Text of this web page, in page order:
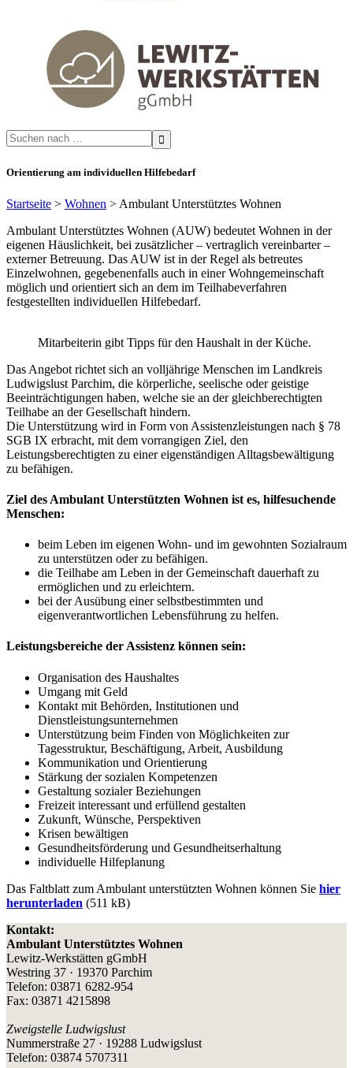
Search
for:
Orientierung am individuellen Hilfebedarf
Startseite > Wohnen > Ambulant Unterstütztes Wohnen
Ambulant Unterstütztes Wohnen (AUW) bedeutet Wohnen in der
eigenen Häuslichkeit, bei zusätzlicher – vertraglich vereinbarter –
externer Betreuung. Das AUW ist in der Regel als betreutes
Einzelwohnen, gegebenenfalls auch in einer Wohngemeinschaft
möglich und orientiert sich an dem im Teilhabeverfahren
festgestellten individuellen Hilfebedarf.
Mitarbeiterin gibt Tipps für den Haushalt in der Küche.
Das Angebot richtet sich an volljährige Menschen im Landkreis
Ludwigslust Parchim, die körperliche, seelische oder geistige
Beeinträchtigungen haben, welche sie an der gleichberechtigten
Teilhabe an der Gesellschaft hindern.
Die Unterstützung wird in Form von Assistenzleistungen nach § 78
SGB IX erbracht, mit dem vorrangigen Ziel, den
Leistungsberechtigten zu einer eigenständigen Alltagsbewältigung
zu befähigen.
Ziel des Ambulant Unterstützten Wohnen ist es, hilfesuchende
Menschen:
beim Leben im eigenen Wohn- und im gewohnten Sozialraum
zu unterstützen oder zu befähigen.
die Teilhabe am Leben in der Gemeinschaft dauerhaft zu
ermöglichen und zu erleichtern.
bei der Ausübung einer selbstbestimmten und
eigenverantwortlichen Lebensführung zu helfen.
Leistungsbereiche der Assistenz können sein:
Organisation des Haushaltes
Umgang mit Geld
Kontakt mit Behörden, Institutionen und
Dienstleistungsunternehmen
Unterstützung beim Finden von Möglichkeiten zur
Tagesstruktur, Beschäftigung, Arbeit, Ausbildung
Kommunikation und Orientierung
Stärkung der sozialen Kompetenzen
Gestaltung sozialer Beziehungen
Freizeit interessant und erfüllend gestalten
Zukunft, Wünsche, Perspektiven
Krisen bewältigen
Gesundheitsförderung und Gesundheitserhaltung
individuelle Hilfeplanung
Das Faltblatt zum Ambulant unterstützten Wohnen können Sie hier
herunterladen (511 kB)
Kontakt:
Ambulant Unterstütztes Wohnen
Lewitz-Werkstätten gGmbH
Westring 37 · 19370 Parchim
Telefon: 03871 6282-954
Fax: 03871 4215898
Zweigstelle Ludwigslust
Nummerstraße 27 · 19288 Ludwigslust
Telefon: 03874 5707311